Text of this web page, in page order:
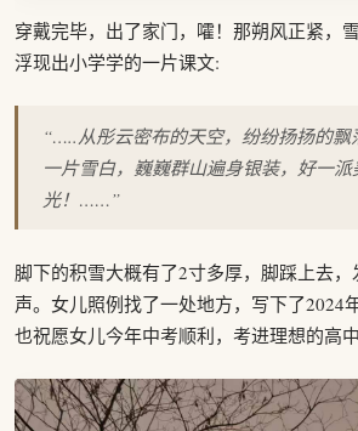
穿戴完毕，出了家门，嚯！那朔风正紧，
浮现出小学学的一片课文:
“…..从彤云密布的天空，纷纷扬扬的飘
一片雪白，巍巍群山遍身银装，好一
光！……”
脚下的积雪大概有了2寸多厚，脚踩上去
声。女儿照例找了一处地方，写下了2024
也祝愿女儿今年中考顺利，考进理想的高中